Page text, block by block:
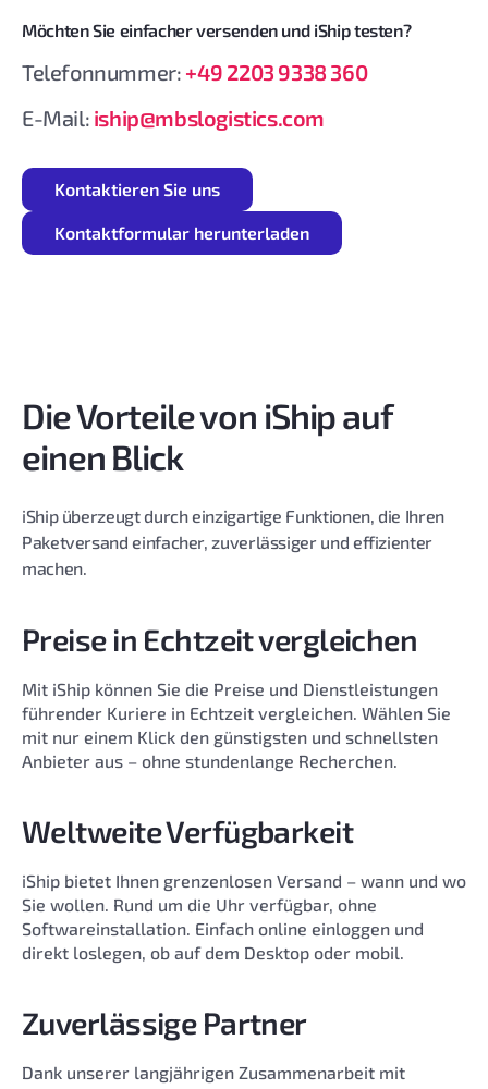
Möchten Sie einfacher versenden und iShip testen?
Telefonnummer: +49 2203 9338 360
E-Mail: iship@mbslogistics.com
Kontaktieren Sie uns
Kontaktformular herunterladen
Die Vorteile von iShip auf
einen Blick
iShip überzeugt durch einzigartige Funktionen, die Ihren
Paketversand einfacher, zuverlässiger und effizienter
machen.
Preise in Echtzeit vergleichen
Mit iShip können Sie die Preise und Dienstleistungen
führender Kuriere in Echtzeit vergleichen. Wählen Sie
mit nur einem Klick den günstigsten und schnellsten
Anbieter aus – ohne stundenlange Recherchen.
Weltweite Verfügbarkeit
iShip bietet Ihnen grenzenlosen Versand – wann und wo
Sie wollen. Rund um die Uhr verfügbar, ohne
Softwareinstallation. Einfach online einloggen und
direkt loslegen, ob auf dem Desktop oder mobil.
Zuverlässige Partner
Dank unserer langjährigen Zusammenarbeit mit